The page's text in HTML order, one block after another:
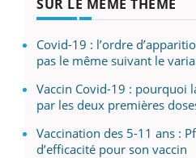
SUR LE MÊME THÈME
Covid-19 : l’ordre
pas le même suivant le
Vaccin Covid-19 : pourquoi
par les deux premières
Vaccination des 5-11 ans :
d’efficacité pour son vaccin